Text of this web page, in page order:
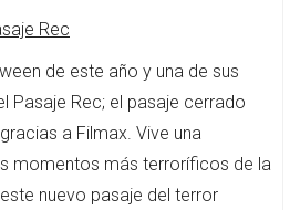
Rec
de este año y una de sus
Pasaje Rec; el pasaje cerrado
a Filmax. Vive una
momentos más terroríficos de la
nuevo pasaje del terror